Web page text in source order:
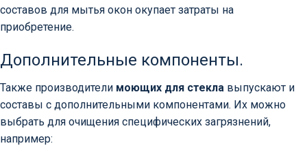
составов для мытья окон окупает затраты на
приобретение.
Дополнительные компоненты.
Также производители моющих для стекла выпускают и
составы с дополнительными компонентами. Их можно
выбрать для очищения специфических загрязнений,
например: